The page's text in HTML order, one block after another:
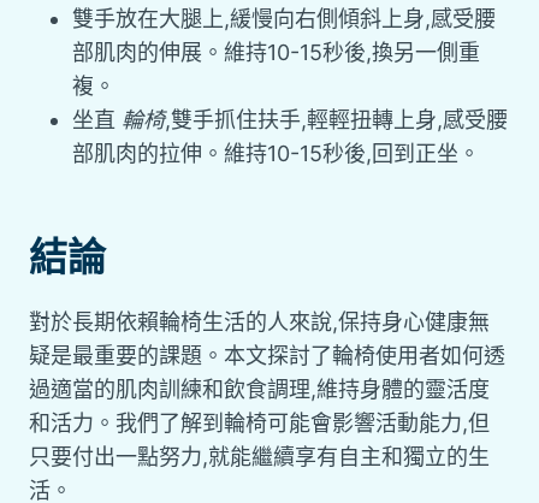
雙手放在大腿上,緩慢向右側傾斜上身,感受腰
部肌肉的伸展。維持10-15秒後,換另一側重
複。
坐直 輪椅,雙手抓住扶手,輕輕扭轉上身,感受腰
部肌肉的拉伸。維持10-15秒後,回到正坐。
結論
對於長期依賴輪椅生活的人來說,保持身心健康無
疑是最重要的課題。本文探討了輪椅使用者如何透
過適當的肌肉訓練和飲食調理,維持身體的靈活度
和活力。我們了解到輪椅可能會影響活動能力,但
只要付出一點努力,就能繼續享有自主和獨立的生
活。